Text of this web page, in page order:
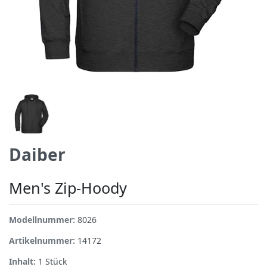
Daiber
Men's Zip-Hoody
Modellnummer: 8026
Artikelnummer: 14172
Inhalt: 1 Stück